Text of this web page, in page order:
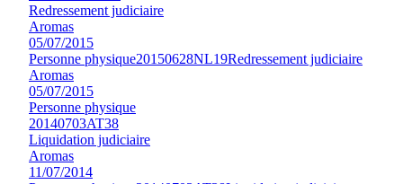
Redressement judiciaire
Aromas
05/07/2015
Personne physique20150628NL19Redressement judiciaire
Aromas
05/07/2015
Personne physique
20140703AT38
Liquidation judiciaire
Aromas
11/07/2014